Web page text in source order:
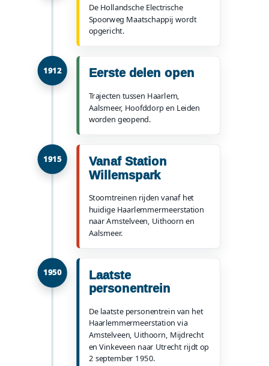
De Hollandsche Electrische
Spoorweg Maatschappij wordt
opgericht.
1912 Eerste delen open
Trajecten tussen Haarlem,
Aalsmeer, Hoofddorp en Leiden
worden geopend.
1915
Vanaf Station
Willemspark
Stoomtreinen rijden vanaf het
huidige Haarlemmermeerstation
naar Amstelveen, Uithoorn en
Aalsmeer.
1950 Laatste
personentrein
De laatste personentrein van het
Haarlemmermeerstation via
Amstelveen, Uithoorn, Mijdrecht
en Vinkeveen naar Utrecht rijdt op
2 september 1950.